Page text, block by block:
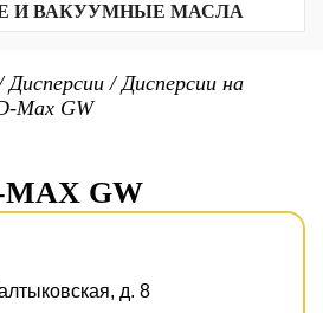
И ВАКУУМНЫЕ МАСЛА
Дисперсии /Дисперсии на
Max GW
MAX GW
д. 8